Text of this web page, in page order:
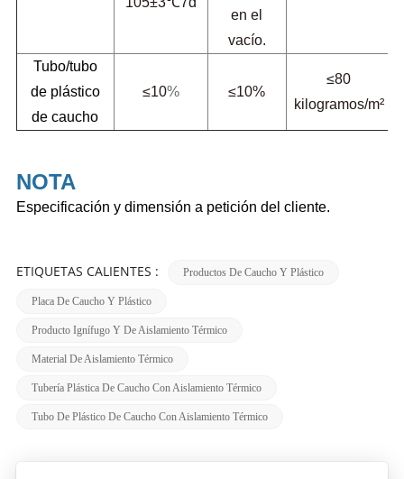
en el
vacío.
Tubo/tubo
de plástico
de caucho
≤10% ≤10%
≤80
kilogramos/m²
NOTA
Especificación y dimensión a petición del cliente.
ETIQUETAS CALIENTES : Productos De Caucho Y Plástico
Placa De Caucho Y Plástico
Producto Ignífugo Y De Aislamiento Térmico
Material De Aislamiento Térmico
Tubería Plástica De Caucho Con Aislamiento Térmico
Tubo De Plástico De Caucho Con Aislamiento Térmico